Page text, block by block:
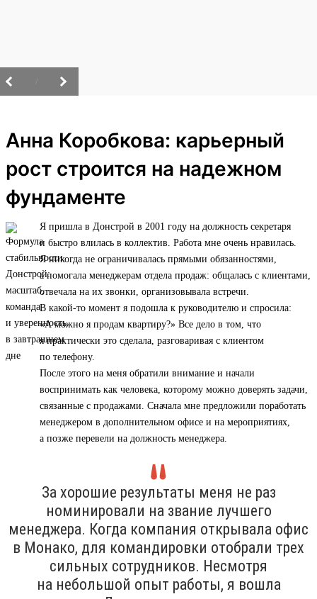
Анна Коробкова: карьерный
рост строится на надежном
фундаменте
Я пришла в Донстрой в 2001 году на должность секретаря
и быстро влилась в коллектив. Работа мне очень нравилась.
Я никогда не ограничивалась прямыми обязанностями,
а помогала менеджерам отдела продаж: общалась с клиентами,
отвечала на их звонки, организовывала встречи.
В какой-то момент я подошла к руководителю и спросила:
«А можно я продам квартиру?» Все дело в том, что
я практически это сделала, разговаривая с клиентом
по телефону.
После этого на меня обратили внимание и начали
воспринимать как человека, которому можно доверять задачи,
связанные с продажами. Сначала мне предложили поработать
менеджером в дополнительном офисе и на мероприятиях,
а позже перевели на должность менеджера.
За хорошие результаты меня не раз
номинировали на звание лучшего
менеджера. Когда компания открывала офис
в Монако, для командировки отобрали трех
сильных сотрудников. Несмотря
на небольшой опыт работы, я вошла